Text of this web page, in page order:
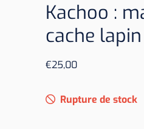
Kachoo :
cache
€25,00
Rupture de stock